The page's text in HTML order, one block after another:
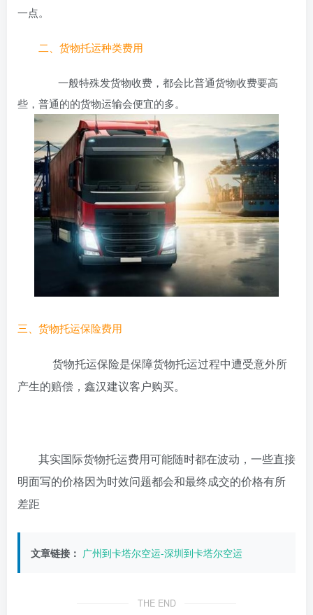
一点。
二、货物托运种类费用
一般特殊发货物收费，都会比普通货物收费要高
些，普通的的货物运输会便宜的多。
三、货物托运保险费用
货物托运保险是保障货物托运过程中遭受意外所
产生的赔偿，鑫汉建议客户购买。
其实国际货物托运费用可能随时都在波动，一些直接
明面写的价格因为时效问题都会和最终成交的价格有所
差距
文章链接： 广州到卡塔尔空运-深圳到卡塔尔空运
THE END